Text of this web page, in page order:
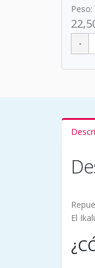
Peso:
El